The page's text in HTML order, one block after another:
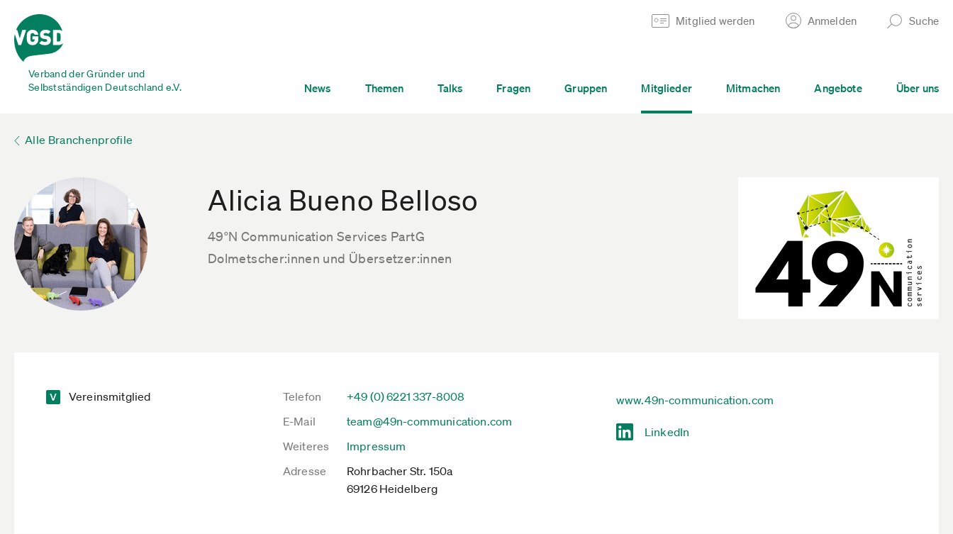
Verband der Gründer und
Selbstständigen Deutschland e.V.
Mitglied werden Anmelden Suche
News Themen Talks Fragen Gruppen Mitglieder Mitmachen Angebote Über uns
Alle Branchenprofile
Alicia Bueno Belloso
49°N Communication Services PartG
Dolmetscher:innen und Übersetzer:innen
Vereinsmitglied Telefon
+49 (0) 6221 337-8008
E-Mail
team@49n-communication.com
Weiteres
Impressum
Adresse
Rohrbacher Str. 150a
69126 Heidelberg
www.49n-communication.com
LinkedIn